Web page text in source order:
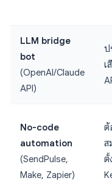
LLM bridge
bot
(OpenAI/Claude
API)
ป
เ
No-code
automation
(SendPulse,
Make, Zapier)
ต้
ส
ตั้